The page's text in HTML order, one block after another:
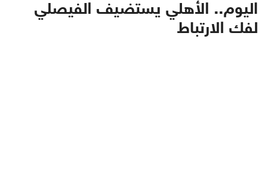
اليوم.. الأهلي يستضيف الفيصلي
لفك الارتباط